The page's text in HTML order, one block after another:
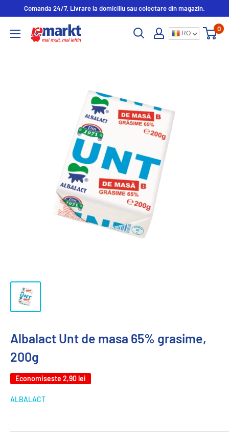
Comanda 24/7. Livrare la domiciliu sau colectare din magazin.
RO
0
Albalact Unt de masa 65% grasime,
200g
Economiseste 2,90 lei
ALBALACT